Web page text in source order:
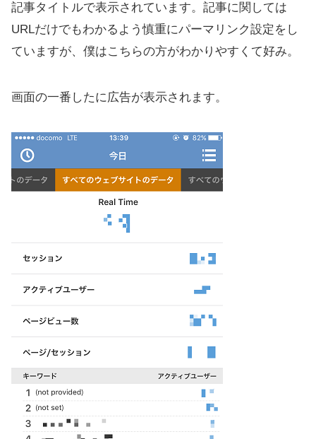
記事タイトルで表示されています。記事に関しては
URLだけでもわかるよう慎重にパーマリンク設定をし
ていますが、僕はこちらの方がわかりやすくて好み。
画面の一番したに広告が表示されます。